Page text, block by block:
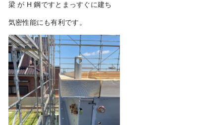
梁 が H 鋼ですとまっすぐに建ち
気密性能にも有利です。